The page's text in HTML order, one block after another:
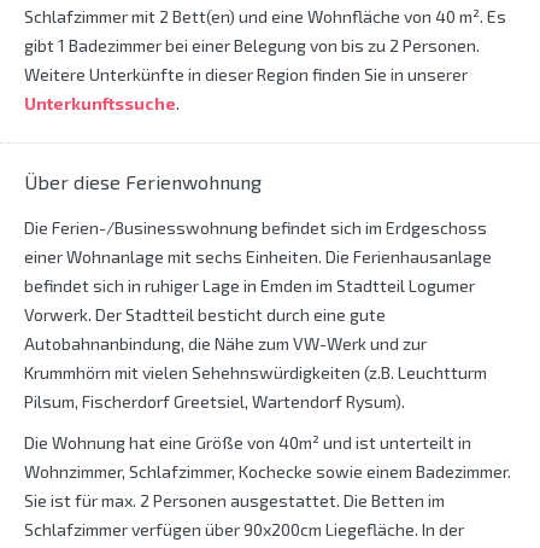
Schlafzimmer mit 2 Bett(en) und eine Wohnfläche von 40 m². Es
gibt 1 Badezimmer bei einer Belegung von bis zu 2 Personen.
Weitere Unterkünfte in dieser Region finden Sie in unserer
Unterkunftssuche.
Über diese Ferienwohnung
Die Ferien-/Businesswohnung befindet sich im Erdgeschoss
einer Wohnanlage mit sechs Einheiten. Die Ferienhausanlage
befindet sich in ruhiger Lage in Emden im Stadtteil Logumer
Vorwerk. Der Stadtteil besticht durch eine gute
Autobahnanbindung, die Nähe zum VW-Werk und zur
Krummhörn mit vielen Sehehnswürdigkeiten (z.B. Leuchtturm
Pilsum, Fischerdorf Greetsiel, Wartendorf Rysum).
Die Wohnung hat eine Größe von 40m² und ist unterteilt in
Wohnzimmer, Schlafzimmer, Kochecke sowie einem Badezimmer.
Sie ist für max. 2 Personen ausgestattet. Die Betten im
Schlafzimmer verfügen über 90x200cm Liegefläche. In der